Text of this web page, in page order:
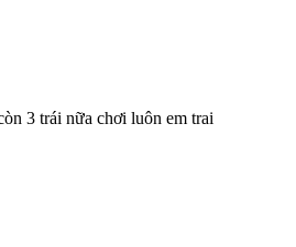
3 trái nữa chơi luôn em trai